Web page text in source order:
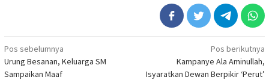
Navigasi
pos
Pos sebelumnya
Urung Besanan, Keluarga SM
Sampaikan Maaf
Pos berikutnya
Kampanye Ala Aminullah,
Isyaratkan Dewan Berpikir ‘Perut’